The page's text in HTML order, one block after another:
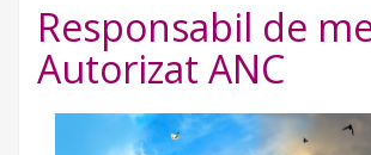
Responsabil de
Autorizat ANC